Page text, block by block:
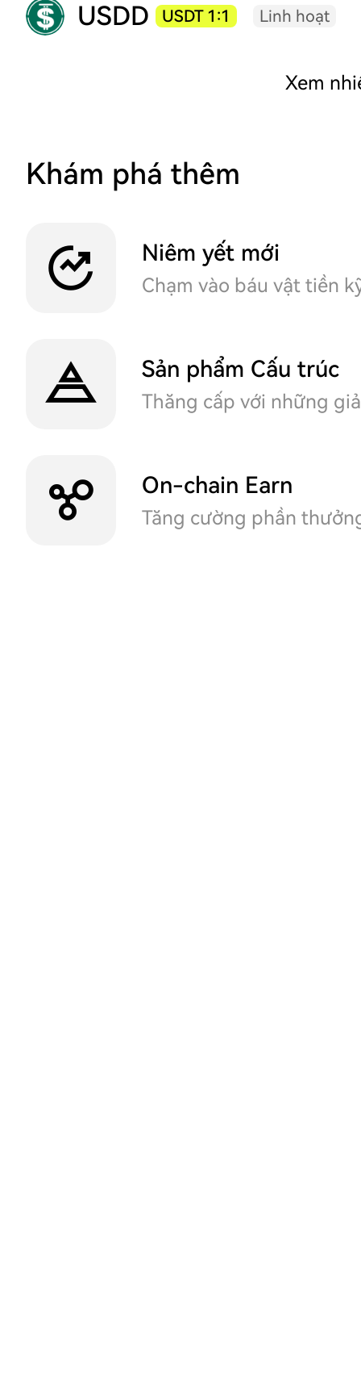
USDD USDT 1:1 Linh hoạt
Xem
Khám phá thêm
Niêm yết mới
Chạm vào báu vật tiền
Sản phẩm Cấu trúc
Thăng cấp với những
On-chain Earn
Tăng cường phần